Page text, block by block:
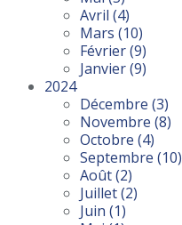
Avril (4)
Mars (10)
Février(9)
Janvier(9)
2024
Décembre (3)
Novembre (8)
Octobre (4)
Septembre (10)
Août(2)
Juillet(2)
Juin (1)